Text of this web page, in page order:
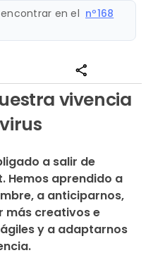
en el nº168
share
vivencia
a salir de
Hemos aprendido a
a anticiparnos,
más creativos e
y a adaptarnos